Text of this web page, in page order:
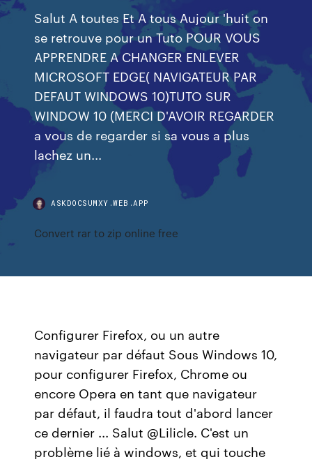
Salut A toutes Et A tous Aujour 'huit on
se retrouve pour un Tuto POUR VOUS
APPRENDRE A CHANGER ENLEVER
MICROSOFT EDGE( NAVIGATEUR PAR
DEFAUT WINDOWS 10)TUTO SUR
WINDOW 10 (MERCI D'AVOIR REGARDER
a vous de regarder si sa vous a plus
lachez un...
ASKDOCSUMXY.WEB.APP
Convert rar to zip online free
Configurer Firefox, ou un autre
navigateur par défaut Sous Windows 10,
pour configurer Firefox, Chrome ou
encore Opera en tant que navigateur
par défaut, il faudra tout d'abord lancer
ce dernier ... Salut @Lilicle. C'est un
problème lié à windows, et qui touche